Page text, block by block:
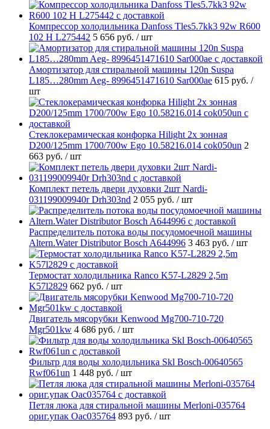
Компрессор холодильника Danfoss Tles5.7kk3 92w R600
102 H L275442 5 656 руб. / шт
Амортизатор для стиральной машины 120n Suspa
L185…280mm Aeg- 8996451471610 Sar000ae 615 руб. /
шт
Стеклокерамическая конфорка Hilight 2х зонная
D200/125mm 1700/700w Ego 10.58216.014 cok050un 2
663 руб. / шт
Комплект петель двери духовки 2шт Nardi-
031199009940r Drh303nd 2 055 руб. / шт
Распределитель потока воды посудомоечной машины
Altern.Water Distributor Bosch A644996 3 463 руб. / шт
Термостат холодильника Ranco K57-L2829 2,5m
K57l2829 662 руб. / шт
Двигатель мясорубки Kenwood Mg700-710-720
Mgr501kw 4 686 руб. / шт
Фильтр для воды холодильника Skl Bosch-00640565
Rwf061un 1 448 руб. / шт
Петля люка для стиральной машины Merloni-035764
ориг.упак Oac035764 893 руб. / шт